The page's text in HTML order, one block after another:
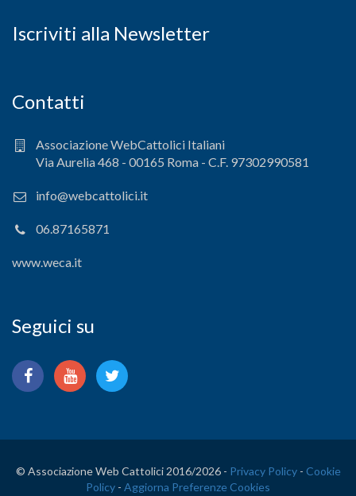
Iscriviti alla Newsletter
Contatti
Associazione WebCattolici Italiani
Via Aurelia 468 - 00165 Roma - C.F. 97302990581
info@webcattolici.it
06.87165871
www.weca.it
Seguici su
© Associazione Web Cattolici 2016/2026 - Privacy Policy- Cookie
Policy - Aggiorna Preferenze Cookies